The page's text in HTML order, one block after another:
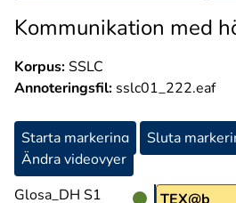
Kommunikation med
Korpus:SSLC
Annoteringsfil: sslc01_222.eaf
Starta markering Sluta
Ändra videovyer
Glosa_DH S1